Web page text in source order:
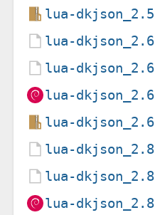
lua-
lua-
lua-
lua-
lua-
lua-
lua-
lua-